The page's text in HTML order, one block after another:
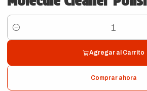
Cantidad
Agregar al Carrito
Comprar ahora